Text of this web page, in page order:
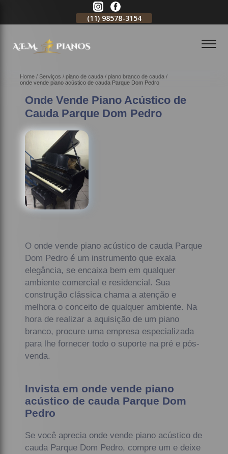
(11) 98578-3154
Home Serviços piano de cauda
piano branco de cauda
onde vende piano acústico de cauda Parque Dom Pedro
Onde Vende Piano Acústico de
Cauda Parque Dom Pedro
O onde vende piano acústico de cauda Parque
Dom Pedro é um instrumento que exala
elegância, se encaixa bem em qualquer
ambiente comercial e residencial. Sua
construção clássica chama a atenção e
melhora o conceito de qualquer ambiente. Na
hora de realizar a aquisição de um piano
branco, procure uma empresa especializada
para lhe fornecer todo o suporte na pré e pós-
venda.
Invista em onde vende piano
acústico de cauda Parque Dom
Pedro
Se você aprecia onde vende piano acústico de
cauda Parque Dom Pedro, compre um e deixe